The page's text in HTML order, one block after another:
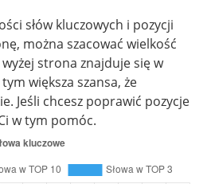
słów kluczowych i pozycji
można szacować wielkość
strona znajduje się w
większa szansa, że
Jeśli chcesz poprawić pozycje
w tym pomóc.